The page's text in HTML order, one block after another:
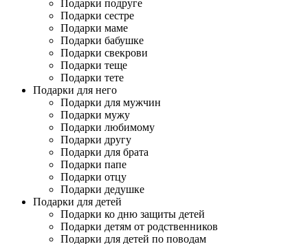
Подарки подруге
Подарки сестре
Подарки маме
Подарки бабушке
Подарки свекрови
Подарки теще
Подарки тете
Подарки для него
Подарки для мужчин
Подарки мужу
Подарки любимому
Подарки другу
Подарки для брата
Подарки папе
Подарки отцу
Подарки дедушке
Подарки для детей
Подарки ко дню защиты детей
Подарки детям от родственников
Подарки для детей по поводам